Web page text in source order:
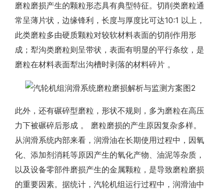
磨粒磨损产生的颗粒形态具有典型特征。切削类磨粒通
常呈薄片状，边缘锋利，长度与厚度比可达10:1 以上，
此类磨粒多由硬质颗粒对较软材料表面的切削作用形
成；犁沟类磨粒则呈带状，表面有明显的平行条纹，是
磨粒在材料表面犁出沟槽时剥落的材料碎片 。
此外，还有碾碎型磨粒，形状不规则，多为磨粒在高压
力下被碾碎后形成 。 磨粒磨损的产生原因复杂多样。
从润滑系统内部来看，润滑油在长期使用过程中，因氧
化、添加剂消耗等原因产生的氧化产物、油泥等杂质，
以及设备零部件磨损产生的金属颗粒，是导致磨粒磨损
的重要因素。据统计，汽轮机组运行过程中，润滑油中